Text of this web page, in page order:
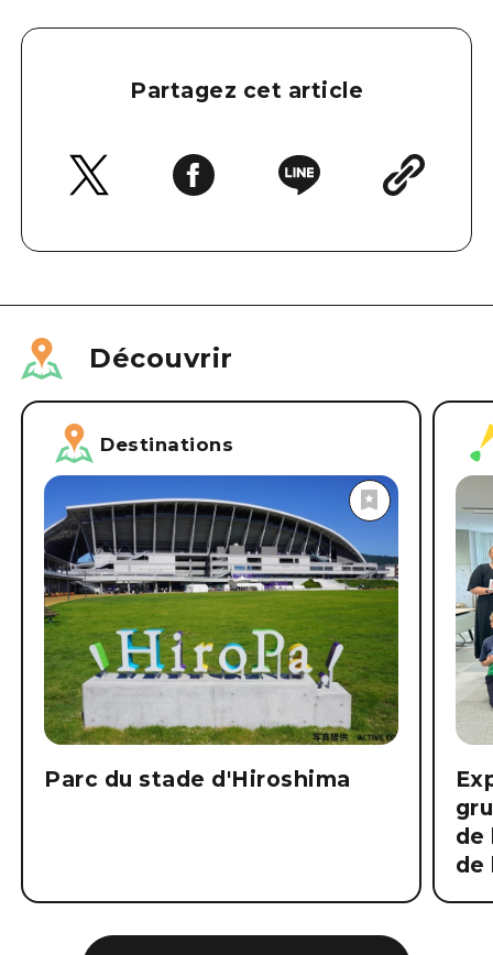
Partagez cet article
Découvrir
Destinations
Parc du stade d'Hiroshima
de
de